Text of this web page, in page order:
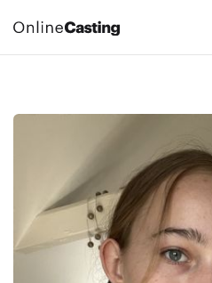
CASTINGS & JOBS